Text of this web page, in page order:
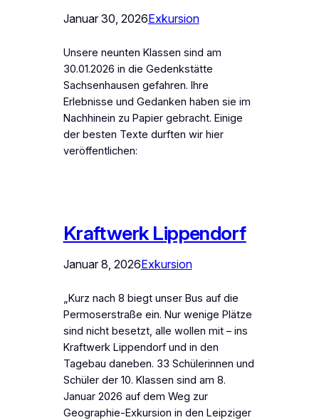
Januar 30, 2026Exkursion
Unsere neunten Klassen sind am
30.01.2026 in die Gedenkstätte
Sachsenhausen gefahren. Ihre
Erlebnisse und Gedanken haben sie im
Nachhinein zu Papier gebracht. Einige
der besten Texte durften wir hier
veröffentlichen:
Kraftwerk Lippendorf
Januar 8, 2026Exkursion
„Kurz nach 8 biegt unser Bus auf die
Permoserstraße ein. Nur wenige Plätze
sind nicht besetzt, alle wollen mit – ins
Kraftwerk Lippendorf und in den
Tagebau daneben. 33 Schülerinnen und
Schüler der 10. Klassen sind am 8.
Januar 2026 auf dem Weg zur
Geographie-Exkursion in den Leipziger